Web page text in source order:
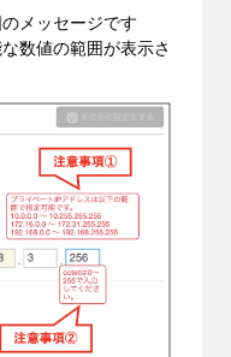
メッセージです
数値の範囲が表示さ